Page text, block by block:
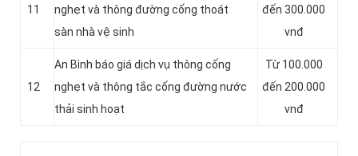
11
nghẹt và thông đường cống thoát
sàn nhà vệ sinh
đến 300.000
vnđ
12
‎An Bình báo giá dịch vụ thông cống
nghẹt và thông tắc cống đường nước
thải sinh hoạt
Từ 100.000
đến 200.000
vnđ